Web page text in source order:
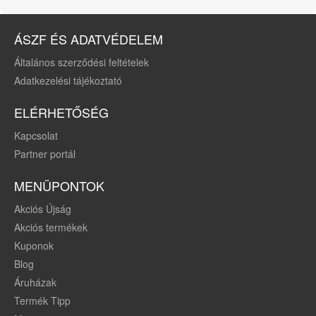
ÁSZF ÉS ADATVÉDELEM
Általános szerződési feltételek
Adatkezelési tájékoztató
ELÉRHETŐSÉG
Kapcsolat
Partner portál
MENÜPONTOK
Akciós Újság
Akciós termékek
Kuponok
Blog
Áruházak
Termék Tipp